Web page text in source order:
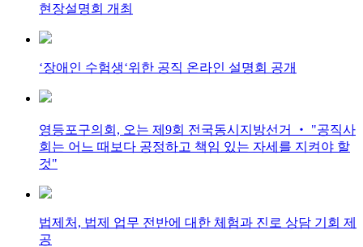
현장설명회 개최
‘장애인 수험생‘위한 공직 온라인 설명회 공개
영등포구의회, 오는 제9회 전국동시지방선거 ‧ "공직사
회는 어느 때보다 공정하고 책임 있는 자세를 지켜야 할
것"
법제처, 법제 업무 전반에 대한 체험과 진로 상담 기회 제
공